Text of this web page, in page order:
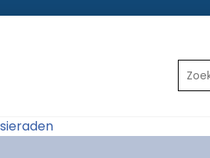
Zoeken